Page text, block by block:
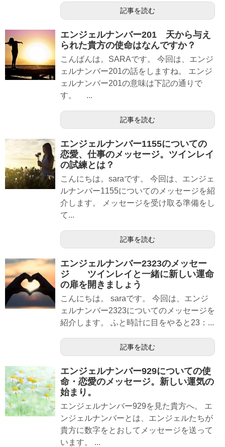
記事を読む
エンジェルナンバー201 天から与え
られた貴方の使命はなんですか？
こんばんは。SARAです。 今回は、エンジ
ェルナンバー201の話をしますね。 エンジ
ェルナンバー201の意味は下記の通りで
す。 ...
記事を読む
エンジェルナンバー1155についての
恋愛、仕事のメッセージ。ツインレイ
の試練とは？
こんにちは。saraです。 今回は、エンジェ
ルナンバー1155についてのメッセージを紹
介します。 メッセージを受け取る準備をし
て...
記事を読む
エンジェルナンバー2323のメッセー
ジ ツインレイと一緒に新しい運命
の扉を開きましょう
こんにちは。 saraです。 今回は、エンジ
ェルナンバー2323についてのメッセージを
紹介します。 ふと時計に目をやると23：...
記事を読む
エンジェルナンバー929についての使
命・恋愛のメッセージ。新しい運気の
始まり。
エンジェルナンバー929を見た貴方へ。 エ
ンジェルナンバーとは、エンジェルたちが
貴方に数字をとおしてメッセージを送って
います。 ...